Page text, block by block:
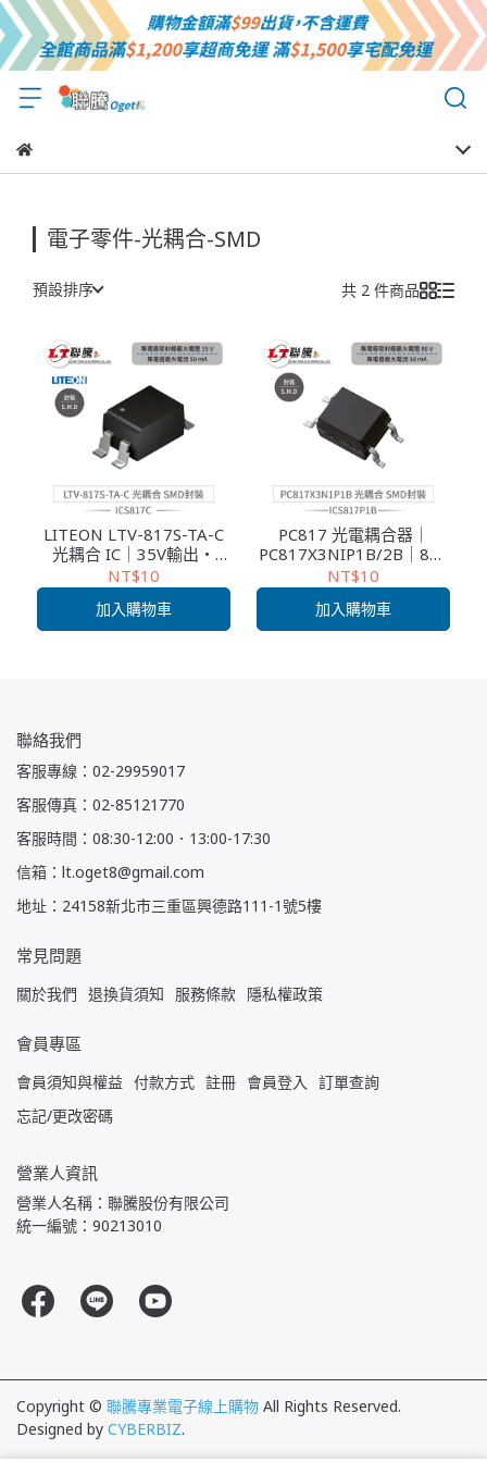
電子零件-光耦合-SMD
預設排序 共 2 件商品
LITEON LTV-817S-TA-C
光耦合 IC｜35V輸出・
50mA｜CTR:C｜SMD封裝
NT$10
加入購物車
PC817 光電耦合器｜
PC817X3NIP1B/2B｜80V
輸出・50mA｜SMD封裝
NT$10
加入購物車
聯絡我們
客服專線：02-29959017
客服傳真：02-85121770
客服時間：08:30-12:00．13:00-17:30
信箱：lt.oget8@gmail.com
地址：24158新北市三重區興德路111-1號5樓
常見問題
關於我們 退換貨須知 服務條款 隱私權政策
會員專區
會員須知與權益 付款方式 註冊 會員登入
訂單查詢
忘記/更改密碼
營業人資訊
營業人名稱：聯騰股份有限公司
統一編號：90213010
Copyright © 聯騰專業電子線上購物 All Rights Reserved.
Designed by CYBERBIZ.